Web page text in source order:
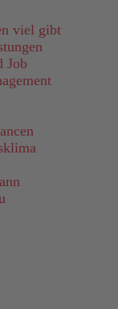
viel gibt
Job